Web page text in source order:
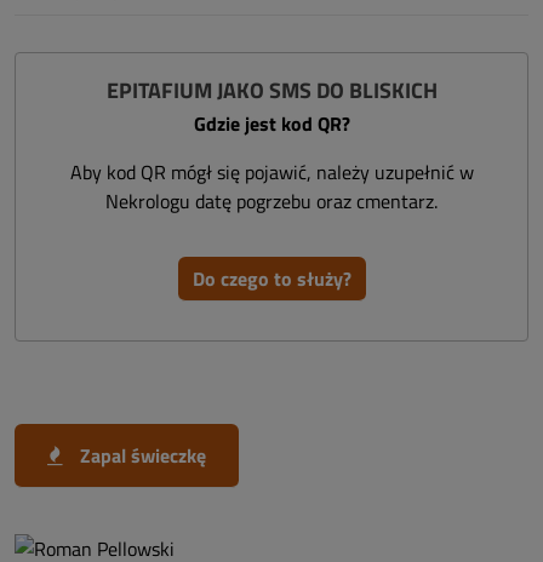
EPITAFIUM JAKO SMS DO BLISKICH
Gdzie jest kod QR?
Aby kod QR mógł się pojawić, należy uzupełnić w
Nekrologu datę pogrzebu oraz cmentarz.
Do czego to służy?
Zapal świeczkę